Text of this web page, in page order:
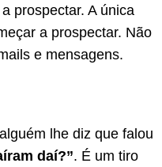
prospectar. A única
a prospectar. Não
e mensagens.
lhe diz que falou
daí?”. É um tiro